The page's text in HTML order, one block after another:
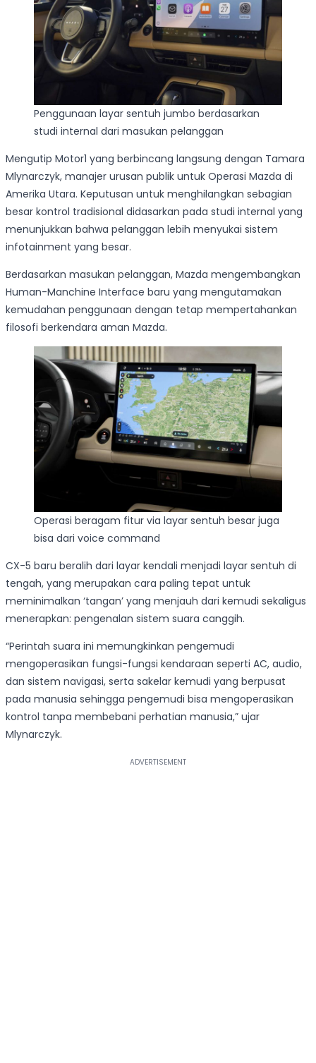
Penggunaan layar sentuh jumbo berdasarkan
studi internal dari masukan pelanggan
Mengutip Motor1 yang berbincang langsung dengan Tamara
Mlynarczyk, manajer urusan publik untuk Operasi Mazda di
Amerika Utara. Keputusan untuk menghilangkan sebagian
besar kontrol tradisional didasarkan pada studi internal yang
menunjukkan bahwa pelanggan lebih menyukai sistem
infotainment yang besar.
Berdasarkan masukan pelanggan, Mazda mengembangkan
Human-Manchine Interface baru yang mengutamakan
kemudahan penggunaan dengan tetap mempertahankan
filosofi berkendara aman Mazda.
Operasi beragam fitur via layar sentuh besar juga
bisa dari voice command
CX-5 baru beralih dari layar kendali menjadi layar sentuh di
tengah, yang merupakan cara paling tepat untuk
meminimalkan ‘tangan’ yang menjauh dari kemudi sekaligus
menerapkan: pengenalan sistem suara canggih.
“Perintah suara ini memungkinkan pengemudi
mengoperasikan fungsi-fungsi kendaraan seperti AC, audio,
dan sistem navigasi, serta sakelar kemudi yang berpusat
pada manusia sehingga pengemudi bisa mengoperasikan
kontrol tanpa membebani perhatian manusia,” ujar
Mlynarczyk.